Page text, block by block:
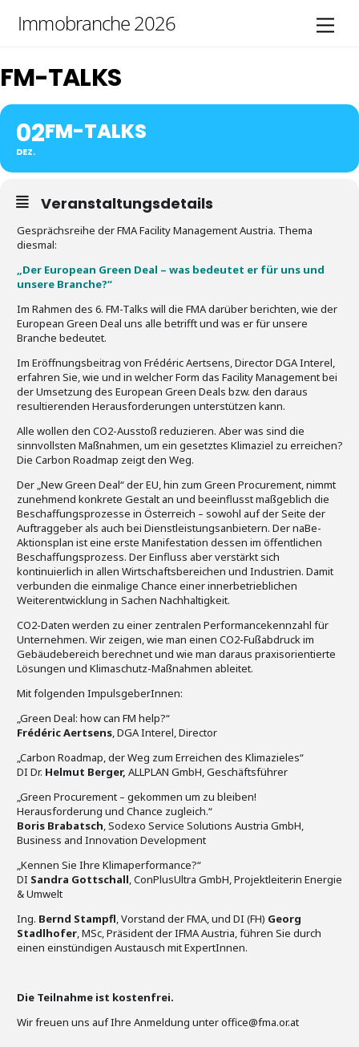
Immobranche 2026
FM-TALKS
02
DEZ.
FM-TALKS
Veranstaltungsdetails
Gesprächsreihe der FMA Facility Management Austria. Thema
diesmal:
„Der European Green Deal – was bedeutet er für uns und
unsere Branche?“
Im Rahmen des 6. FM-Talks will die FMA darüber berichten, wie der
European Green Deal uns alle betrifft und was er für unsere
Branche bedeutet.
Im Eröffnungsbeitrag von Frédéric Aertsens, Director DGA Interel,
erfahren Sie, wie und in welcher Form das Facility Management bei
der Umsetzung des European Green Deals bzw. den daraus
resultierenden Herausforderungen unterstützen kann.
Alle wollen den CO2-Ausstoß reduzieren. Aber was sind die
sinnvollsten Maßnahmen, um ein gesetztes Klimaziel zu erreichen?
Die Carbon Roadmap zeigt den Weg.
Der „New Green Deal“ der EU, hin zum Green Procurement, nimmt
zunehmend konkrete Gestalt an und beeinflusst maßgeblich die
Beschaffungsprozesse in Österreich – sowohl auf der Seite der
Auftraggeber als auch bei Dienstleistungsanbietern. Der naBe-
Aktionsplan ist eine erste Manifestation dessen im öffentlichen
Beschaffungsprozess. Der Einfluss aber verstärkt sich
kontinuierlich in allen Wirtschaftsbereichen und Industrien. Damit
verbunden die einmalige Chance einer innerbetrieblichen
Weiterentwicklung in Sachen Nachhaltigkeit.
CO2-Daten werden zu einer zentralen Performancekennzahl für
Unternehmen. Wir zeigen, wie man einen CO2-Fußabdruck im
Gebäudebereich berechnet und wie man daraus praxisorientierte
Lösungen und Klimaschutz-Maßnahmen ableitet.
Mit folgenden ImpulsgeberInnen:
„Green Deal: how can FM help?“
Frédéric Aertsens, DGA Interel, Director
„Carbon Roadmap, der Weg zum Erreichen des Klimazieles“
DI Dr. Helmut Berger, ALLPLAN GmbH, Geschäftsführer
„Green Procurement – gekommen um zu bleiben!
Herausforderung und Chance zugleich.“
Boris Brabatsch, Sodexo Service Solutions Austria GmbH,
Business and Innovation Development
„Kennen Sie Ihre Klimaperformance?“
DI Sandra Gottschall, ConPlusUltra GmbH, Projektleiterin Energie
& Umwelt
Ing. Bernd Stampfl, Vorstand der FMA, und DI (FH) Georg
Stadlhofer, MSc, Präsident der IFMA Austria, führen Sie durch
einen einstündigen Austausch mit ExpertInnen.
Die Teilnahme ist kostenfrei.
Wir freuen uns auf Ihre Anmeldung unter office@fma.or.at